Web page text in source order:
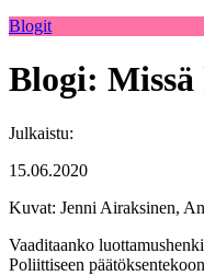
Blogit
Blogi:
Julkaistu:
15.06.2020
Kuvat: Jenni Airaksinen,
Vaaditaanko
Poliittiseen